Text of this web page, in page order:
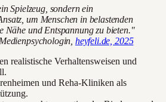
Spielzeug, sondern ein
um Menschen in belastenden
Nähe und Entspannung zu bieten."
heyfeli.de, 2025
realistische Verhaltensweisen und
und Reha-Kliniken als